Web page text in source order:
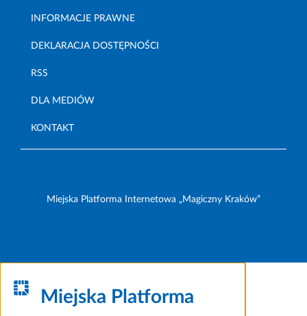
INFORMACJE PRAWNE
DEKLARACJA DOSTĘPNOŚCI
RSS
DLA MEDIÓW
KONTAKT
Miejska Platforma Internetowa „Magiczny Kraków”
Miejska Platforma